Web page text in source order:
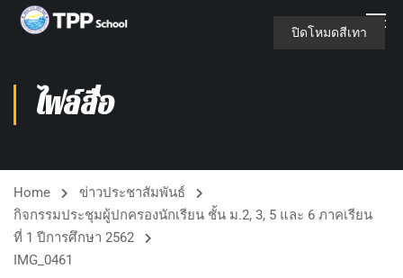
ไฟล์สื่อ
Home
ข่าวประชาสัมพันธ์
กิจกรรมประชุมผู้ปกครองนักเรียน ชั้น ม.2, 3, 5 และ 6 ภาคเรียน
ที่ 1 ปีการศึกษา 2562
IMG_0461
ปิดโหมดสีเทา